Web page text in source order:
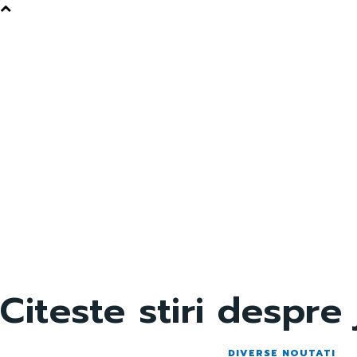
Citeste stiri despre
DIVERSE NOUTATI